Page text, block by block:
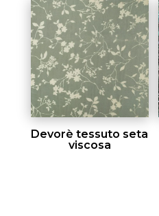
Devorè tessuto seta
viscosa